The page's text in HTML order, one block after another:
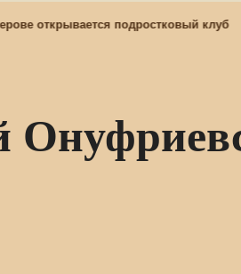
открывается подростковый клуб